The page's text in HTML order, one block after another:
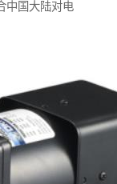
中国大陆对电